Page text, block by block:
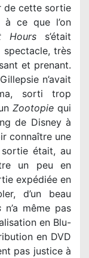
de cette sortie
à ce que l’on
Hours s’était
spectacle, très
et prenant.
n’avait
sorti trop
Zootopiequi
de Disney à
connaître une
était, au
un peu en
expédiée en
d’un beau
n’a même pas
en Blu-
en DVD
pas justice à